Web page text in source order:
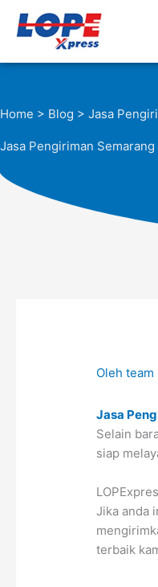
Home > Blog > Jasa
Jasa Pengiriman
Olehteam
Jasa
Selain
siap
Jika anda
terbaik